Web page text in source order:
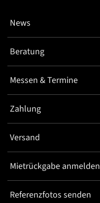
News
Beratung
Messen & Termine
Zahlung
Versand
Mietrückgabe anmelden
Referenzfotos senden